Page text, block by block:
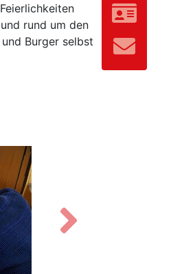
rund um den
Burger selbst